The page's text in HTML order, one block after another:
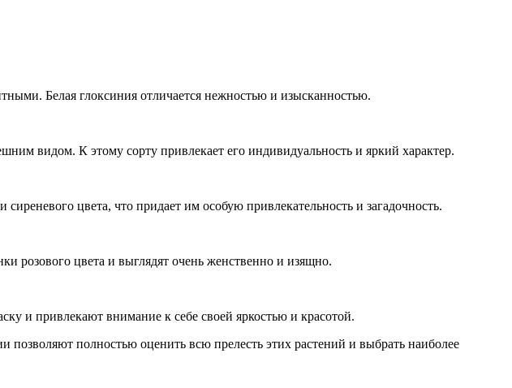
Белая глоксиния отличается нежностью и изысканностью.
видом. К этому сорту привлекает его индивидуальность и яркий характер.
цвета, что придает им особую привлекательность и загадочность.
розового цвета и выглядят очень женственно и изящно.
и привлекают внимание к себе своей яркостью и красотой.
полностью оценить всю прелесть этих растений и выбрать наиболее